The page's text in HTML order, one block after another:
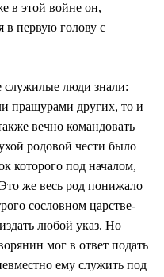
в этой войне он,
в первую голову с
служилые люди знали:
пращурами других, то и
вечно командовать
родовой чести было
которого под началом,
же весь род понижало
сословном царстве-
любой указ. Но
мог в ответ подать
ему служить под